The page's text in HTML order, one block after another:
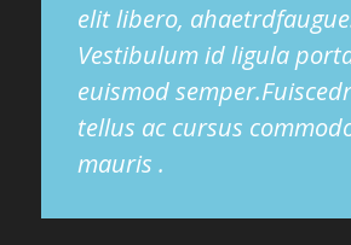
elit libero,
Vestibulum id ligula
euismod
tellus ac cursus
mauris .